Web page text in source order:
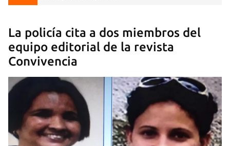
La policía cita a dos miembros del
equipo editorial de la revista
Convivencia